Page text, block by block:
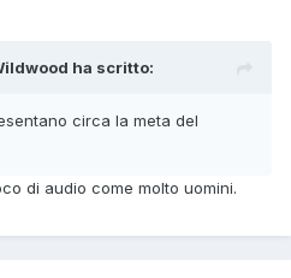
ha scritto:
circa la meta del
di audio come molto uomini.